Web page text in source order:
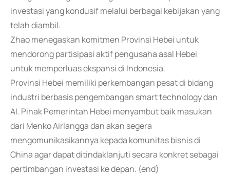
investasi yang kondusif melalui berbagai kebijakan yang
telah diambil.
Zhao menegaskan komitmen Provinsi Hebei untuk
mendorong partisipasi aktif pengusaha asal Hebei
untuk memperluas ekspansi di Indonesia.
Provinsi Hebei memiliki perkembangan pesat di bidang
industri berbasis pengembangan smart technology dan
AI. Pihak Pemerintah Hebei menyambut baik masukan
dari Menko Airlangga dan akan segera
mengomunikasikannya kepada komunitas bisnis di
China agar dapat ditindaklanjuti secara konkret sebagai
pertimbangan investasi ke depan. (end)